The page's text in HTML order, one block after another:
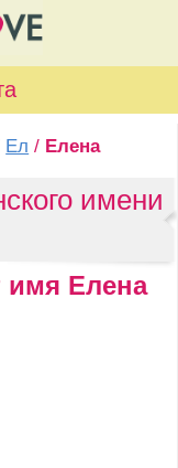
Ел / Елена
имени
имя Елена